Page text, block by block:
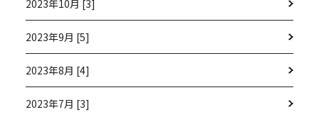
2023年10月 [3]
2023年9月 [5]
2023年8月 [4]
2023年7月 [3]